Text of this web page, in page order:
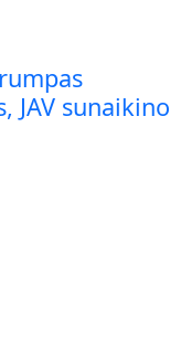
JAV sunaikino